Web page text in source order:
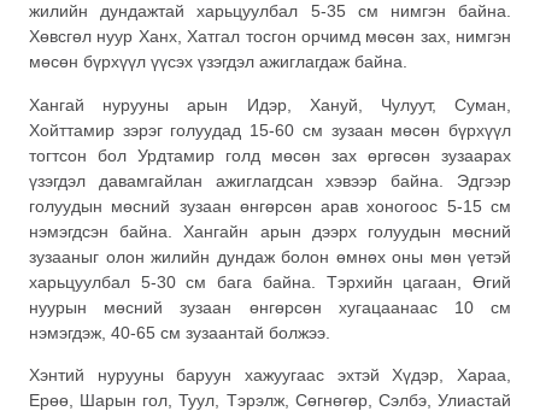
жилийн дундажтай харьцуулбал 5-35 см нимгэн байна.
Хөвсгөл нуур Ханх, Хатгал тосгон орчимд мөсөн зах, нимгэн
мөсөн бүрхүүл үүсэх үзэгдэл ажиглагдаж байна.
Хангай нурууны арын Идэр, Хануй, Чулуут, Суман,
Хойттамир зэрэг голуудад 15-60 см зузаан мөсөн бүрхүүл
тогтсон бол Урдтамир голд мөсөн зах өргөсөн зузаарах
үзэгдэл давамгайлан ажиглагдсан хэвээр байна. Эдгээр
голуудын мөсний зузаан өнгөрсөн арав хоногоос 5-15 см
нэмэгдсэн байна. Хангайн арын дээрх голуудын мөсний
зузааныг олон жилийн дундаж болон өмнөх оны мөн үетэй
харьцуулбал 5-30 см бага байна. Тэрхийн цагаан, Өгий
нуурын мөсний зузаан өнгөрсөн хугацаанаас 10 см
нэмэгдэж, 40-65 см зузаантай болжээ.
Хэнтий нурууны баруун хажуугаас эхтэй Хүдэр, Хараа,
Ерөө, Шарын гол, Туул, Тэрэлж, Сөгнөгөр, Сэлбэ, Улиастай